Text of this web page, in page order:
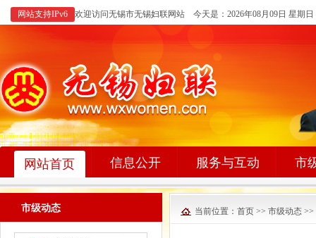
网站支持IPv6 欢迎访问无锡市无锡妇联网站 今天是： 2026年08月09日 星期日
网站首页 信息公开 服务与互动 市
市级动态 当前位置： 首页 >> 市级动态 >>